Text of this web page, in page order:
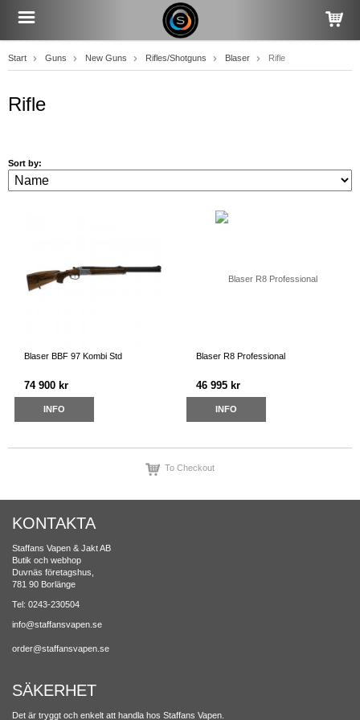
Start Guns New Guns Rifles/Shotguns Blaser Rifle
Rifle
Sort by:
Blaser BBF 97 Kombi Std
74 900 kr
INFO
Blaser R8 Professional
46 995 kr
INFO
To Checkout
KONTAKTA
Staffans Vapen & Jakt AB
Butik och webhop
Duvnäs företagshus,
781 90 Borlänge
Tel: 0243-230504
info@staffansvapen.se
order@staffansvapen.se
SÄKERHET
Det är tryggt och enkelt att handla hos Staffans Vapen.